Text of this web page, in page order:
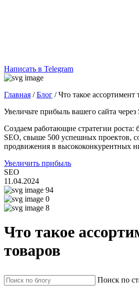
Написать в Telegram
Главная /Блог /Что такое ассортимент
Увеличьте прибыль вашего сайта
Создаем работающие стратегии роста:
SEO, свыше 500 успешных проектов,
продвижения в высококонкурентных
Увеличить прибыль
SEO
11.04.2024
94
0
8
Что такое
товаров
Поиск по